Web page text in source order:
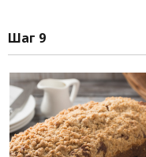
Шаг 9